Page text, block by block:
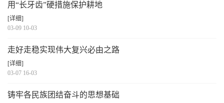
用“长牙齿”硬措施保护耕地
[详细]
03-09 10-03
走好走稳实现伟大复兴必由之路
[详细]
03-07 16-03
铸牢各民族团结奋斗的思想基础